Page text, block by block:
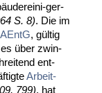
ger­
S. 8). Die im
, gültig
über zwin­
ent­
Ar­beit­
799), hat